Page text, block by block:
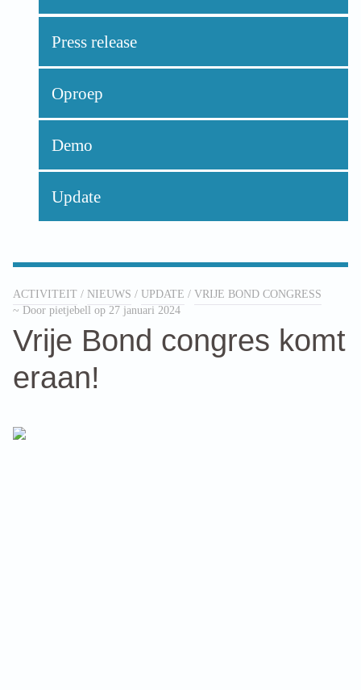
Press release
Oproep
Demo
Update
ACTIVITEIT / NIEUWS / UPDATE / VRIJE BOND CONGRESS
~ Door pietjebell op 27 januari 2024
Vrije Bond congres komt
eraan!